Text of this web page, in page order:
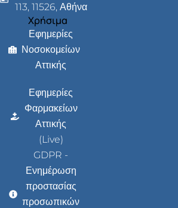
113, 11526, Αθήνα
Χρήσιμα
Εφημερίες
Νοσοκομείων
Αττικής
Εφημερίες
Φαρμακείων
Αττικής
(Live)
GDPR -
Ενημέρωση
προστασίας
προσωπικών